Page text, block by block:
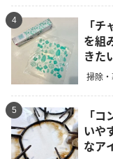
4
「
を組
きた
掃除
5
「
いや
なア